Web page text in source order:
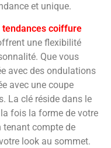
et unique.
tendances coiffure
une flexibilité
Que vous
avec des ondulations
avec une coupe
La clé réside dans le
fois la forme de votre
tenant compte de
look au sommet.